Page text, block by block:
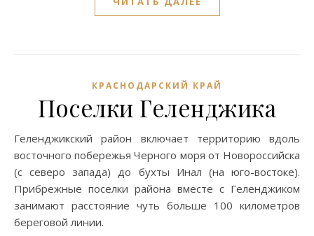
КРАСНОДАРСКИЙ КРАЙ
Поселки Геленджика
Геленджикский район включает территорию вдоль
восточного побережья Черного моря от Новороссийска
(с северо запада) до бухты Инал (на юго-востоке).
Прибрежные поселки района вместе с Геленджиком
занимают расстояние чуть больше 100 километров
береговой линии.